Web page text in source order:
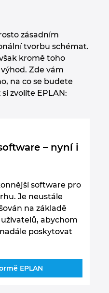
zásadním
tvorbu schémat.
kromě toho
Zde vám
na co se budete
zvolíte EPLAN:
– nyní i
software pro
Je neustále
na základě
abychom
poskytovat
EPLAN